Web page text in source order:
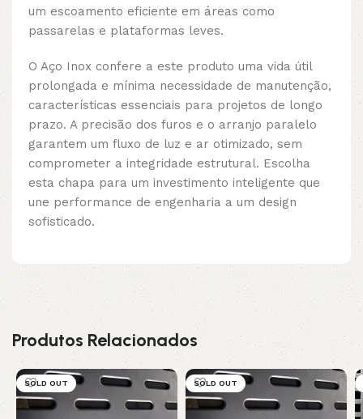
um escoamento eficiente em áreas como
passarelas e plataformas leves.
O Aço Inox confere a este produto uma vida útil
prolongada e mínima necessidade de manutenção,
características essenciais para projetos de longo
prazo. A precisão dos furos e o arranjo paralelo
garantem um fluxo de luz e ar otimizado, sem
comprometer a integridade estrutural. Escolha
esta chapa para um investimento inteligente que
une performance de engenharia a um design
sofisticado.
Produtos Relacionados
SOLD OUT SOLD OUT